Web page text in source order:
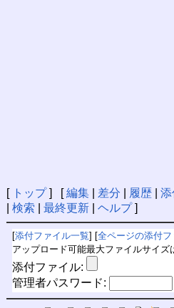
[ トップ] [編集| 差分 履歴| 添
検索 最終更新| ヘルプ]
[添付ファイル一覧] [全ページの添付フ
アップロード可能最大ファイルサイズ
添付ファイル:
管理者パスワード: